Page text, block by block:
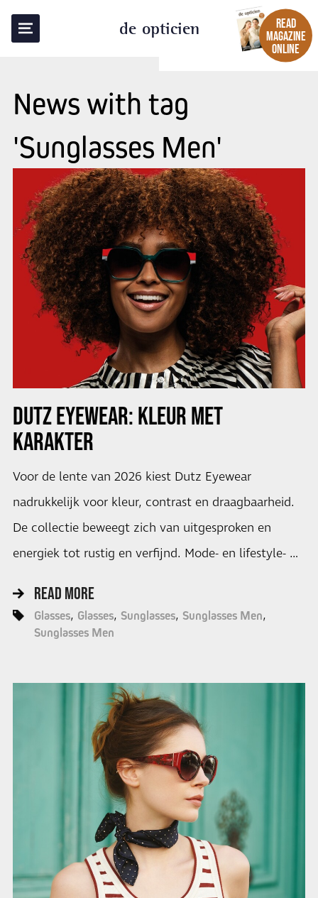
de opticien
READ
MAGAZINE
ONLINE
News with tag
'Sunglasses Men'
DUTZ EYEWEAR: KLEUR MET
KARAKTER
Voor de lente van 2026 kiest Dutz Eyewear
nadrukkelijk voor kleur, contrast en draagbaarheid.
De collectie beweegt zich van uitgesproken en
energiek tot rustig en verfijnd. Mode- en lifestyle- …
READ MORE
Glasses Glasses Sunglasses Sunglasses Men
Sunglasses Men